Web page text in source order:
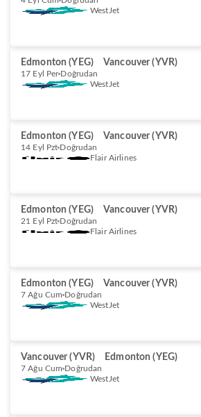
WestJet
Edmonton (YEG) Vancouver (YVR)
17 Eyl Per Doğrudan
WestJet
Edmonton (YEG) Vancouver (YVR)
14 Eyl Pzt Doğrudan
Flair Airlines
Edmonton (YEG) Vancouver (YVR)
21 Eyl Pzt Doğrudan
Flair Airlines
Edmonton (YEG) Vancouver (YVR)
7 Ağu Cum Doğrudan
WestJet
Vancouver (YVR) Edmonton (YEG)
7 Ağu Cum Doğrudan
WestJet